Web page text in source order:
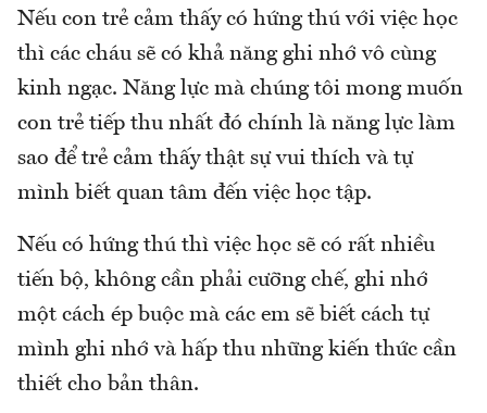
Nếu con trẻ cảm thấy có hứng thú với việc học
thì các cháu sẽ có khả năng ghi nhớ vô cùng
kinh ngạc. Năng lực mà chúng tôi mong muốn
con trẻ tiếp thu nhất đó chính là năng lực làm
sao để trẻ cảm thấy thật sự vui thích và tự
mình biết quan tâm đến việc học tập.
Nếu có hứng thú thì việc học sẽ có rất nhiều
tiến bộ, không cần phải cưỡng chế, ghi nhớ
một cách ép buộc mà các em sẽ biết cách tự
mình ghi nhớ và hấp thu những kiến thức cần
thiết cho bản thân.